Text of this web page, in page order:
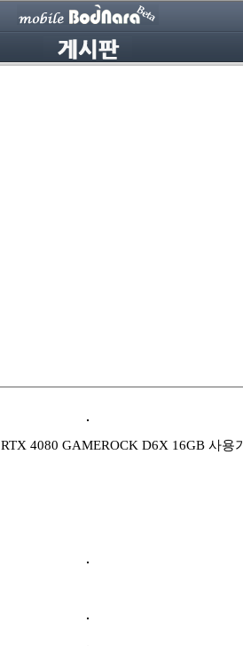
4080 GAMEROCK D6X 16GB 사용기